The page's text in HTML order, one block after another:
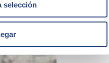
selección